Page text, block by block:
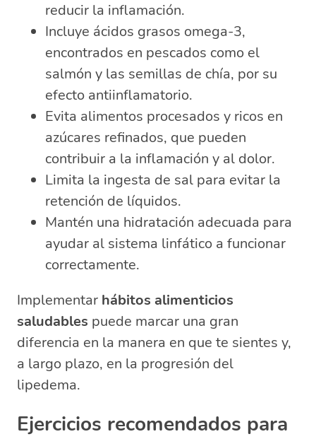
reducir la inflamación.
Incluye ácidos grasos omega-3,
encontrados en pescados como el
salmón y las semillas de chía, por su
efecto antiinflamatorio.
Evita alimentos procesados y ricos en
azúcares refinados, que pueden
contribuir a la inflamación y al dolor.
Limita la ingesta de sal para evitar la
retención de líquidos.
Mantén una hidratación adecuada para
ayudar al sistema linfático a funcionar
correctamente.
Implementar hábitos alimenticios
saludables puede marcar una gran
diferencia en la manera en que te sientes y,
a largo plazo, en la progresión del
lipedema.
Ejercicios recomendados para